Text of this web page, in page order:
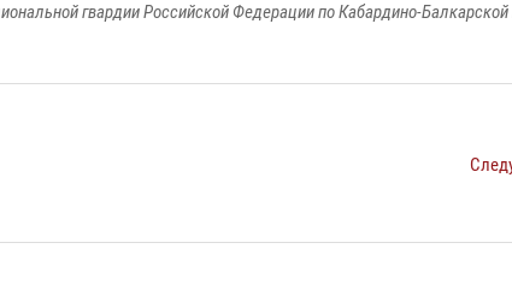
гвардии Российской Федерации по Кабардино-Балкарской